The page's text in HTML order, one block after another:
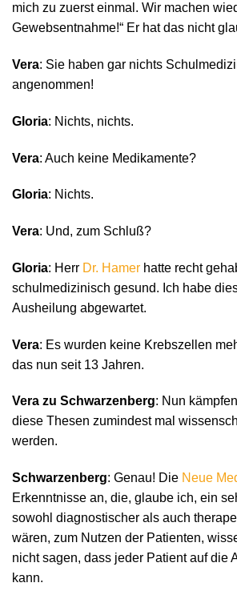
mich zu zuerst einmal. Wir machen
Gewebsentnahme!“ Er hat das nicht
Vera: Sie haben gar nichts
angenommen!
Gloria: Nichts, nichts.
Vera: Auch keine Medikamente?
Gloria: Nichts.
Vera: Und, zum Schluß?
Gloria: Herr Dr. Hamer hatte recht
schulmedizinisch gesund. Ich habe
Ausheilung abgewartet.
Vera: Es wurden keine Krebszellen
das nun seit 13 Jahren.
Vera zu Schwarzenberg: Nun
diese Thesen zumindest mal
werden.
Schwarzenberg: Genau! Die Neue
Erkenntnisse an, die, glaube ich, ein
sowohl diagnostischer als auch
wären, zum Nutzen der Patienten,
nicht sagen, dass jeder Patient auf die
kann.